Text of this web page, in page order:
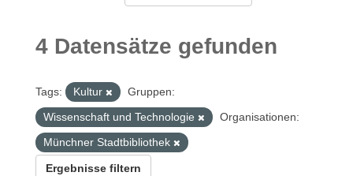
4 Datensätze gefunden
Tags: Kultur
Gruppen:
Wissenschaft und Technologie
Organisationen:
Münchner Stadtbibliothek
Ergebnisse filtern